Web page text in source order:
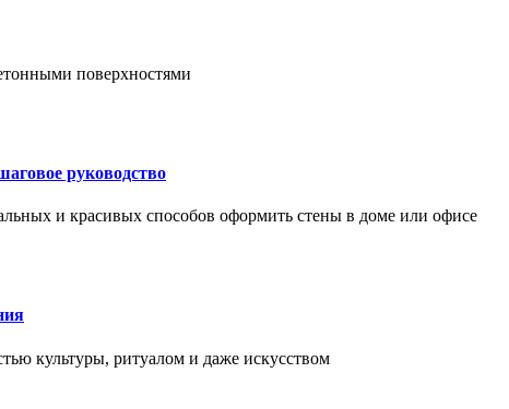
поверхностями
руководство
и красивых способов оформить стены в доме или офисе
культуры, ритуалом и даже искусством